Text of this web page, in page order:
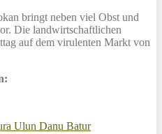
bringt neben viel Obst und
Die landwirtschaftlichen
auf dem virulenten Markt von
Ulun Danu Batur